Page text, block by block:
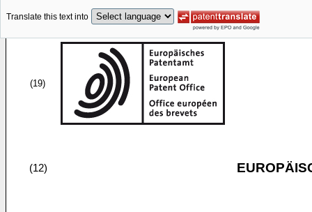
Translate this text into
(19)
(12)